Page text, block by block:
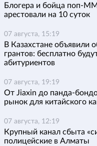
Блогера и бойца поп-
арестовали на 10 суток
07 августа, 15:19
В Казахстане объявили
грантов: бесплатно
абитуриентов
07 августа, 19:19
От Jiaxin до панда-
рынок для китайского
07 августа, 12:19
Крупный канал сбыта
полицейские в Алматы